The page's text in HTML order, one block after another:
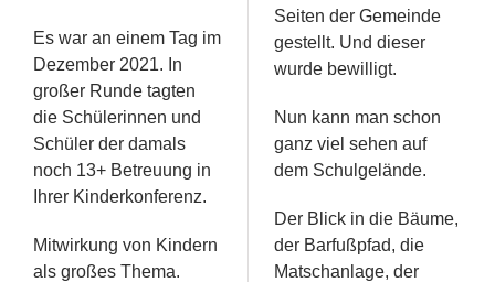
Es war an einem Tag im
Dezember 2021. In
großer Runde tagten
die Schülerinnen und
Schüler der damals
noch 13+ Betreuung in
Ihrer Kinderkonferenz.
Mitwirkung von Kindern
als großes Thema.
Seiten der Gemeinde
gestellt. Und dieser
wurde bewilligt.
Nun kann man schon
ganz viel sehen auf
dem Schulgelände.
Der Blick in die Bäume,
der Barfußpfad, die
Matschanlage, der